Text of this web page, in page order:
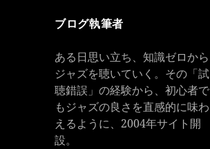
ブログ執筆者
ある日思い立ち、知識ゼロから
ジャズを聴いていく。その「試
聴錯誤」の経験から、初心者で
もジャズの良さを直感的に味わ
えるように、2004年サイト開
設。